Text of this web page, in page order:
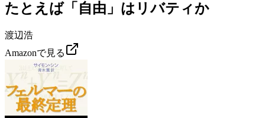
たとえば「自由」はリバティか
渡辺浩
Amazonで見る